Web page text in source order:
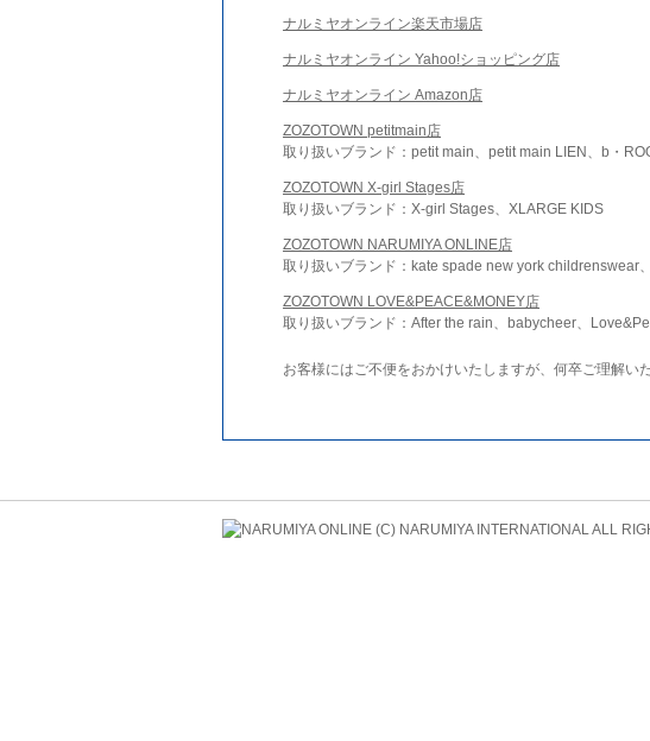
ナルミヤオンライン楽天市場店
ナルミヤオンライン Yahoo!ショッピング店
ナルミヤオンライン Amazon店
ZOZOTOWN petitmain店
取り扱いブランド：petit main、petit main LIEN、b・
ZOZOTOWN X-girl Stages店
取り扱いブランド：X-girl Stages、XLARGE KIDS
ZOZOTOWN NARUMIYA ONLINE店
取り扱いブランド：kate spade new york childrenswear
ZOZOTOWN LOVE&PEACE&MONEY店
取り扱いブランド：After the rain、babycheer、
お客様にはご不便をおかけいたしますが、何卒ご理解い